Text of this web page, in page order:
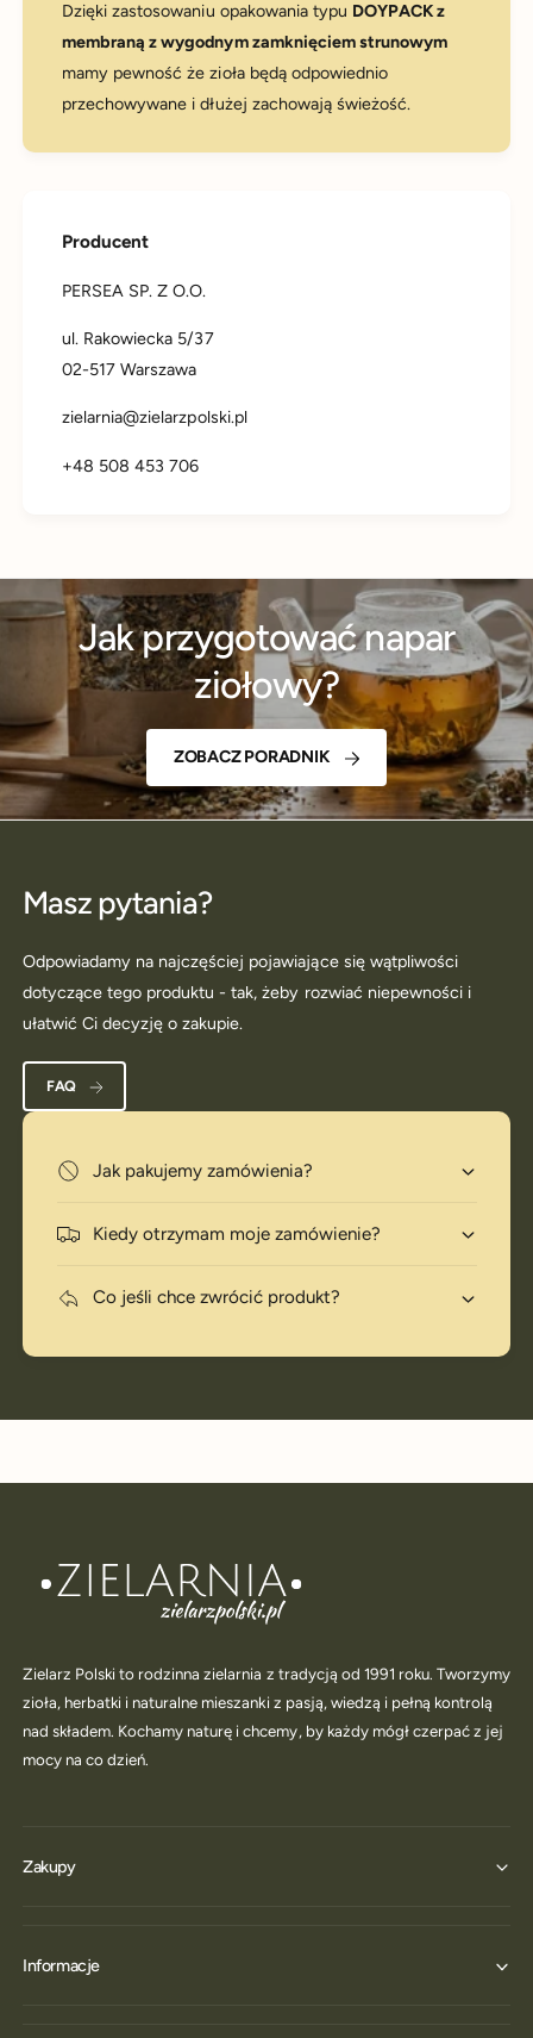
Dzięki zastosowaniu opakowania typu DOYPACK z
membraną z wygodnym zamknięciem strunowym
mamy pewność że zioła będą odpowiednio
przechowywane i dłużej zachowają świeżość.
Producent
PERSEA SP. Z O.O.
ul. Rakowiecka 5/37
02-517 Warszawa
zielarnia@zielarzpolski.pl
+48 508 453 706
Jak przygotować napar
ziołowy?
ZOBACZ PORADNIK
Masz pytania?
Odpowiadamy na najczęściej pojawiające się wątpliwości
dotyczące tego produktu - tak, żeby rozwiać niepewności i
ułatwić Ci decyzję o zakupie.
FAQ
Jak pakujemy zamówienia?
Kiedy otrzymam moje zamówienie?
Co jeśli chce zwrócić produkt?
Zielarz Polski to rodzinna zielarnia z tradycją od 1991 roku. Tworzymy
zioła, herbatki i naturalne mieszanki z pasją, wiedzą i pełną kontrolą
nad składem. Kochamy naturę i chcemy, by każdy mógł czerpać z jej
mocy na co dzień.
Zakupy
Informacje